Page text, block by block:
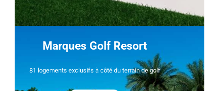
Marques Golf Resort
81 logements exclusifs à côté du terrain de golf